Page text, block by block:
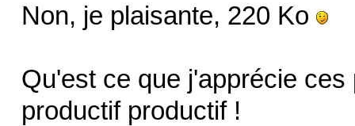
Non, je plaisante, 220 Ko
Qu'est ce que j'apprécie
productif productif !